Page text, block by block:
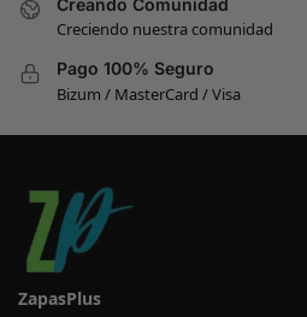
Creando Comunidad
Creciendo nuestra comunidad
Pago 100% Seguro
Bizum / MasterCard / Visa
ZapasPlus